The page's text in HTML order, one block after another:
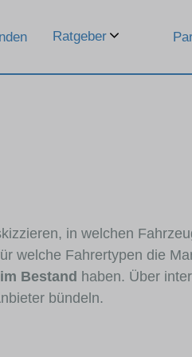
Ratgeber
in welchen
welche Fahrertypen die
Bestand haben. Über
bündeln.